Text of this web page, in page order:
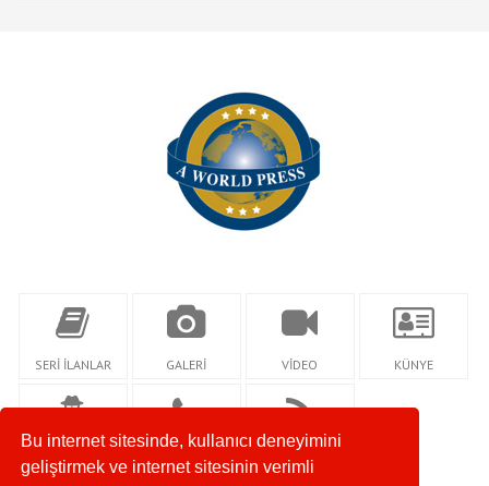
Bu internet sitesinde, kullanıcı deneyimini
geliştirmek ve internet sitesinin verimli
SERİ İLANLAR GALERİ VİDEO KÜNYE
RSS